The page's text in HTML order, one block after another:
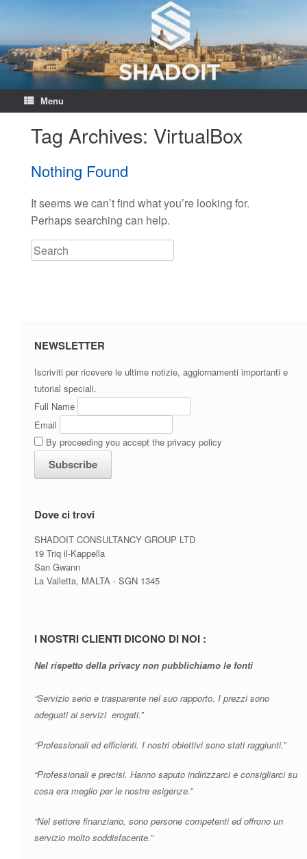
Menu
Tag Archives: VirtualBox
Nothing Found
It seems we can’t find what you’re looking for.
Perhaps searching can help.
NEWSLETTER
Iscriviti per ricevere le ultime notizie, aggiornamenti importanti e
tutorial speciali.
Full Name
Email
By proceeding you accept the privacy policy
Dove ci trovi
SHADOIT CONSULTANCY GROUP LTD
19 Triq il-Kappella
San Gwann
La Valletta, MALTA - SGN 1345
I NOSTRI CLIENTI DICONO DI NOI :
Nel rispetto della privacy non pubblichiamo le fonti
“Servizio serio e trasparente nel suo rapporto. I prezzi sono
adeguati ai servizi erogati.”
“Professionali ed efficienti. I nostri obiettivi sono stati raggiunti.”
“Professionali e precisi. Hanno saputo indirizzarci e consigliarci su
cosa era meglio per le nostre esigenze.”
“Nel settore finanziario, sono persone competenti ed offrono un
servizio molto soddisfacente.”